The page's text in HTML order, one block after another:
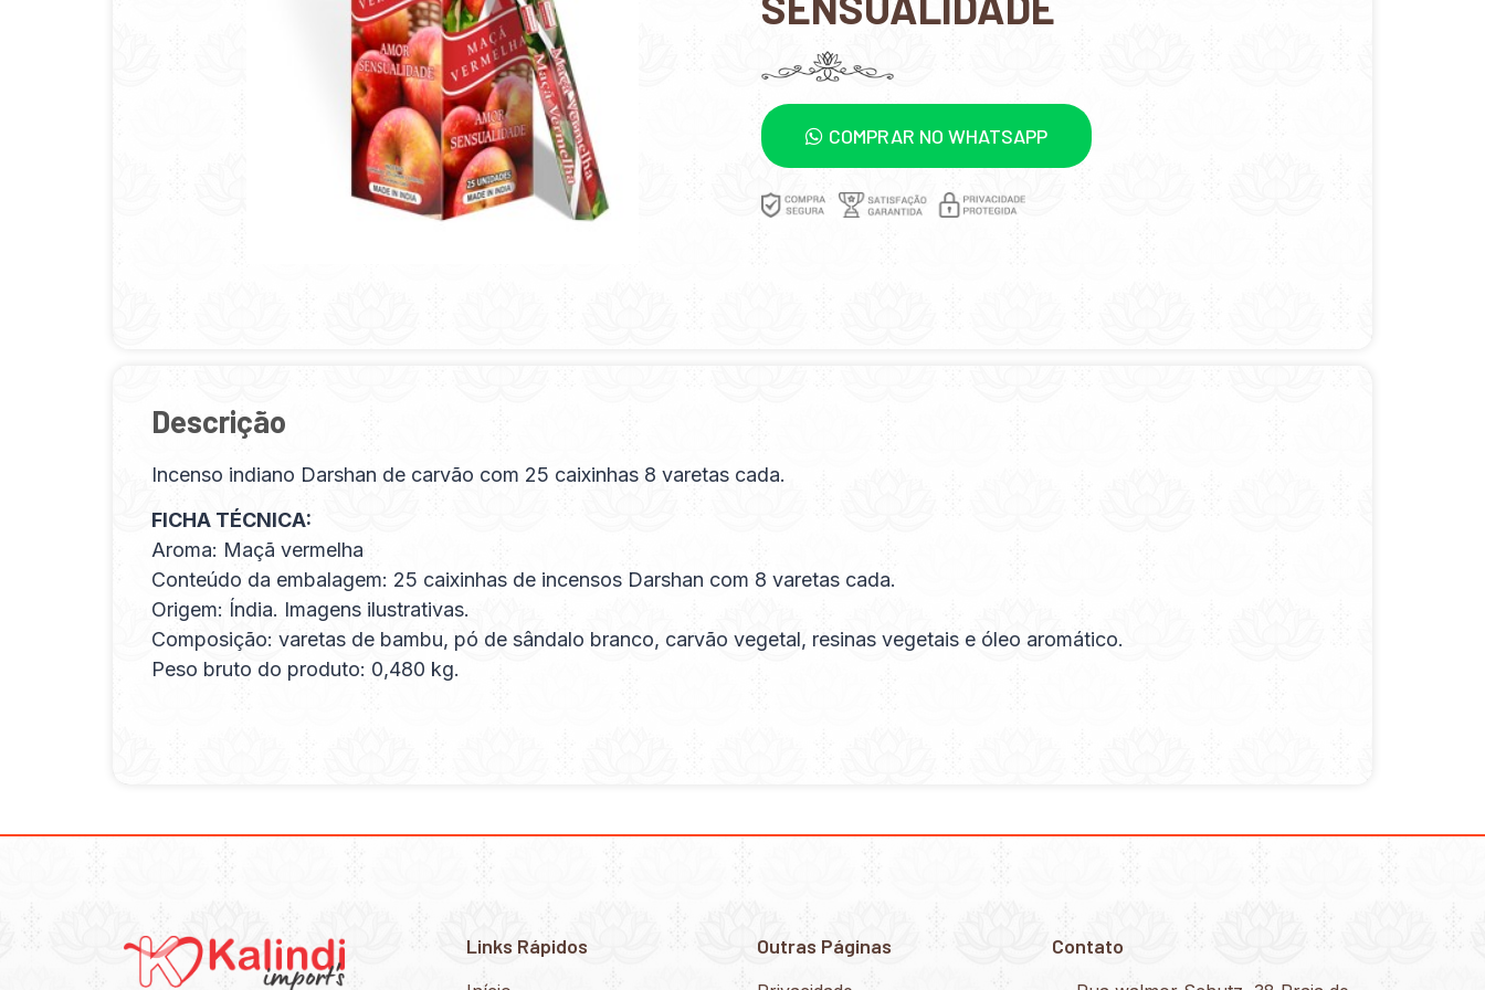
COMPRAR NO WHATSAPP
Descrição
Incenso indiano Darshan de carvão com 25 caixinhas 8 varetas cada.
FICHA TÉCNICA:
Aroma: Maçã vermelha
Conteúdo da embalagem: 25 caixinhas de incensos Darshan com 8 varetas cada.
Origem: Índia. Imagens ilustrativas.
Composição: varetas de bambu, pó de sândalo branco, carvão vegetal, resinas vegetais e óleo aromático.
Peso bruto do produto: 0,480 kg.
Links Rápidos Outras Páginas Contato